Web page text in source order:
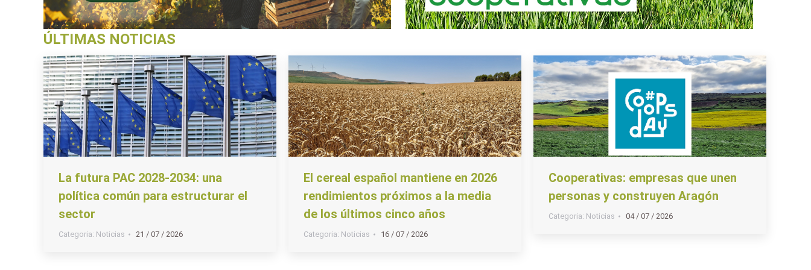
ÚLTIMAS NOTICIAS
La futura PAC 2028-2034: una
política común para estructurar el
sector
Categoria: Noticias 21 / 07 / 2026
El cereal español mantiene en 2026
rendimientos próximos a la media
de los últimos cinco años
Categoria: Noticias 16 / 07 / 2026
Cooperativas: empresas que unen
personas y construyen Aragón
Categoria: Noticias 04 / 07 / 2026